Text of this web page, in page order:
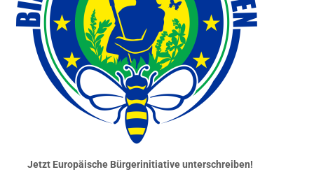
Jetzt Europäische Bürgerinitiative unterschreiben!